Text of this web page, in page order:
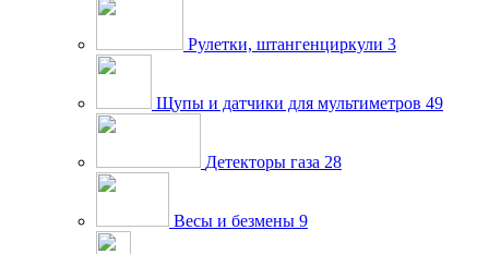
Рулетки, штангенциркули 3
Щупы и датчики для мультиметров 49
Детекторы газа 28
Весы и безмены 9